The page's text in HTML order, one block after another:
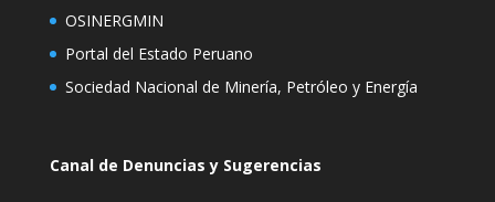
OSINERGMIN
Portal del Estado Peruano
Sociedad Nacional de Minería, Petróleo y Energía
Canal de Denuncias y Sugerencias